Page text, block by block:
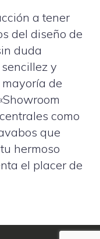
a tener
del diseño de
duda
y
de
como
que
hermoso
el placer de